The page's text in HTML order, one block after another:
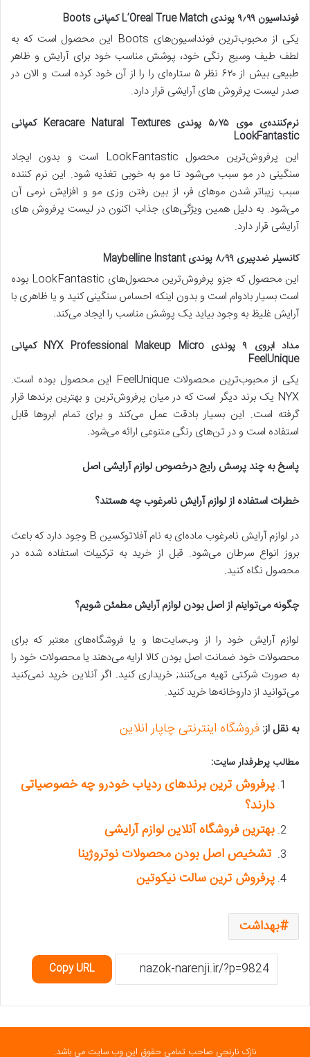
فونداسیون ۹٫۹۹ پوندی L’Oreal True Match کمپانی Boots
یکی از محبوب‌ترین فونداسیون‌های Boots این محصول است که به
لطف طیف‌ وسیع رنگی خود، پوشش مناسب خود برای آرایش و ظاهر
طبیعی بیش از ۶۲۰ نظر ۵ ستاره‌ای را را از آن خود کرده است و الان در
صدر لیست پرفروش‌ های آرایشی قرار دارد.
نرم‌کننده‌ی موی ۵٫۷۵ پوندی Keracare Natural Textures کمپانی
LookFantastic
این پرفروش‌ترین محصول LookFantastic است و بدون ایجاد
سنگینی در مو سبب می‌شود تا مو به خوبی تغذیه شود. این نرم کننده
سبب زیباتر شدن موهای فر، از بین رفتن وزی مو و افزایش نرمی آن
می‌شود. به دلیل همین ویژگی‌های جذاب اکنون در لیست پرفروش‌ های
آرایشی قرار دارد.
کانسیلر ضدپیری ۸٫۹۹ پوندی Maybelline Instant
این محصول که جزو پرفروش‌ترین محصول‌های LookFantastic بوده
است بسیار بادوام است و بدون اینکه احساس سنگینی کنید و یا ظاهری با
آرایش غلیظ به وجود بیاید یک پوشش مناسب را ایجاد می‌کند.
مداد ابروی ۹ پوندی NYX Professional Makeup Micro کمپانی
FeelUnique
یکی از محبوب‌ترین محصولات FeelUnique این محصول بوده است.
NYX یک برند دیگر است که در میان پرفروش‌ترین و بهترین برندها قرار
گرفته است. این بسیار بادقت عمل می‌کند و برای تمام ابروها قابل
استفاده است و در تن‌های رنگی متنوعی ارائه می‌شود.
پاسخ به چند پرسش رایج درخصوص لوازم آرایشی اصل
خطرات استفاده از لوازم آرایش نامرغوب چه هستند؟
در لوازم آرایش نامرغوب ماده‌ای به نام آفلاتوکسین B وجود دارد که باعث
بروز انواع سرطان می‌شود. قبل از خرید به ترکیبات استفاده شده در
محصول نگاه کنید.
چگونه میتواینم از اصل بودن لوازم آرایش مطمئن شویم؟
لوازم آرایش خود را از وب‌سایت‌ها و یا فروشگاه‌های معتبر که برای
محصولات خود ضمانت اصل بودن کالا ارایه می‌دهند یا محصولات خود را
به صورت شرکتی تهیه می‌کنند; خریداری کنید. اگر آنلاین خرید نمی‌کنید
می‌توانید از داروخانه‌ها خرید کنید.
به نقل از: فروشگاه اینترنتی چاپار انلاین
مطالب پرطرفدار سایت:
پرفروش ترین برندهای ردیاب خودرو چه خصوصیاتی
دارند؟
بهترین فروشگاه آنلاین لوازم آرایشی
تشخیص اصل بودن محصولات نوتروژینا
پرفروش ترین سالت نیکوتین
بهداشت
Copy URL
نازک نارنجی صاحب تمامی حقوق این وب سایت می باشد.